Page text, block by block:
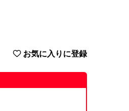
お気に入りに登録